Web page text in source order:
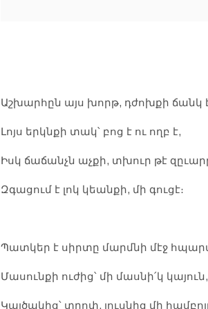
Աշխարհըն այս խորթ, դժոխքի ճանկ
Լոյս երկնքի տակ՝ բոց է ու ողբ է,
Իսկ ճաճանչն աչքի, տխուր թէ
Զգացում է լոկ կեանքի, մի գուցէ։
Պատկեր է սիրտը մարմնի մէջ
Մասունքի ուժից՝ մի մասնի՛կ կայուն,
Կայծակից՝ տրոփ, լուսնից մի